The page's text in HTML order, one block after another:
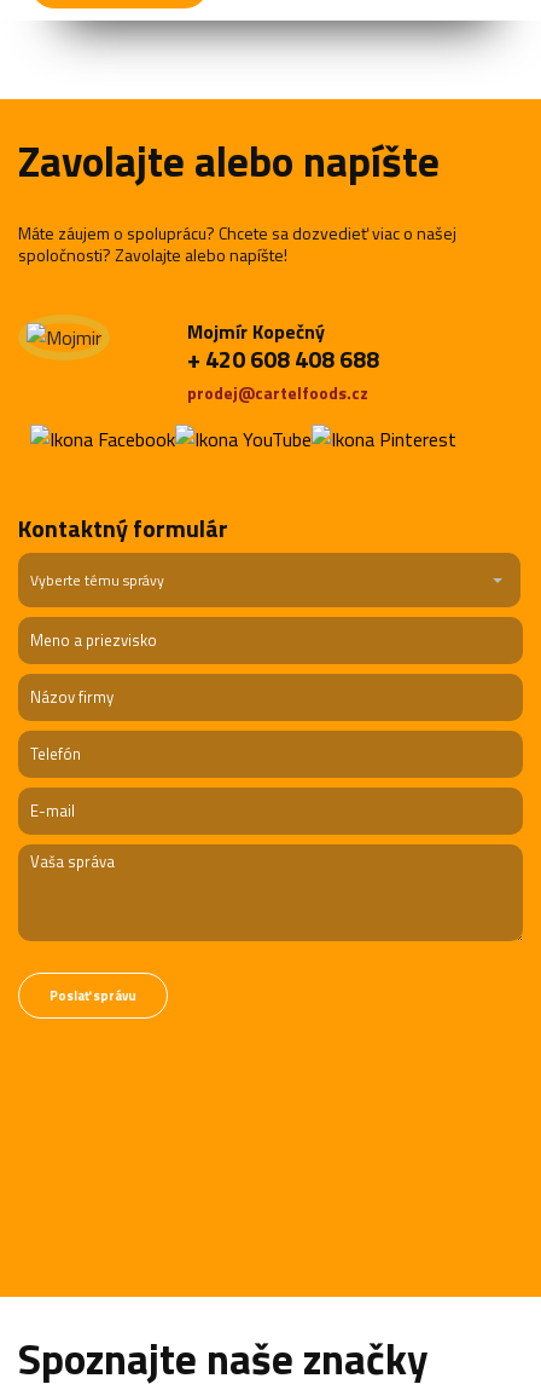
Zavolajte alebo napíšte
Máte záujem o spoluprácu? Chcete sa dozvedieť viac o našej
spoločnosti? Zavolajte alebo napíšte!
Mojmír Kopečný
+ 420 608 408 688
prodej@cartelfoods.cz
Kontaktný formulár
Vyberte tému správy
Spoznajte naše značky